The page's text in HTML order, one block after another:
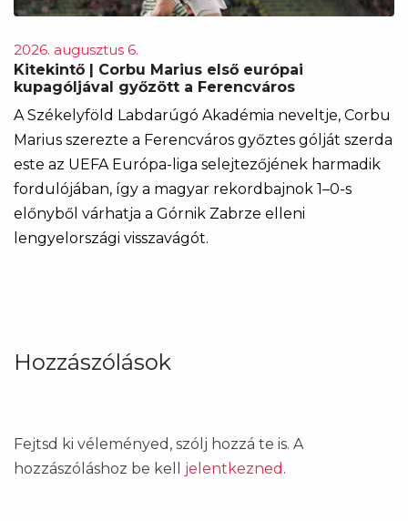
2026. augusztus 6.
Kitekintő | Corbu Marius első európai
kupagóljával győzött a Ferencváros
A Székelyföld Labdarúgó Akadémia neveltje, Corbu
Marius szerezte a Ferencváros győztes gólját szerda
este az UEFA Európa-liga selejtezőjének harmadik
fordulójában, így a magyar rekordbajnok 1–0-s
előnyből várhatja a Górnik Zabrze elleni
lengyelországi visszavágót.
Hozzászólások
Fejtsd ki véleményed, szólj hozzá te is. A
hozzászóláshoz be kell jelentkezned .